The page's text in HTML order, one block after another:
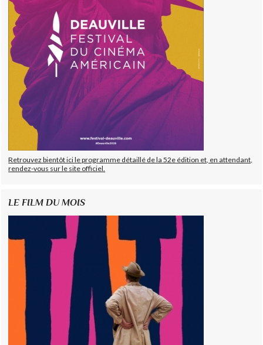
Retrouvez bientôt ici le programme détaillé de la 52e édition et, en attendant,
rendez-vous sur le site officiel.
LE FILM DU MOIS